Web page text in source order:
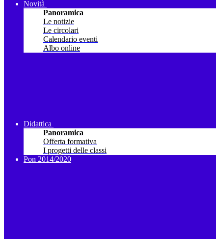
Novità
Panoramica
Le notizie
Le circolari
Calendario eventi
Albo online
Didattica
Panoramica
Offerta formativa
I progetti delle classi
Pon 2014/2020